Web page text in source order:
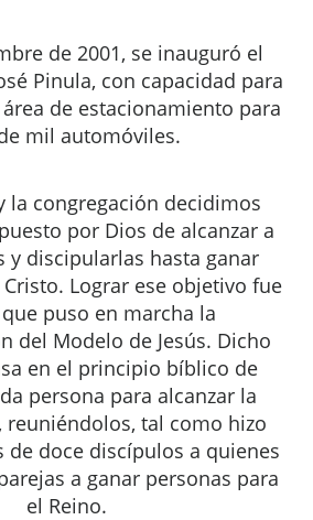
de 2001, se inauguró el
Pinula, con capacidad para
de estacionamiento para
mil automóviles.
la congregación decidimos
por Dios de alcanzar a
y discipularlas hasta ganar
Lograr ese objetivo fue
puso en marcha la
del Modelo de Jesús. Dicho
en el principio bíblico de
persona para alcanzar la
tal como hizo
de doce discípulos a quienes
a ganar personas para
el Reino.